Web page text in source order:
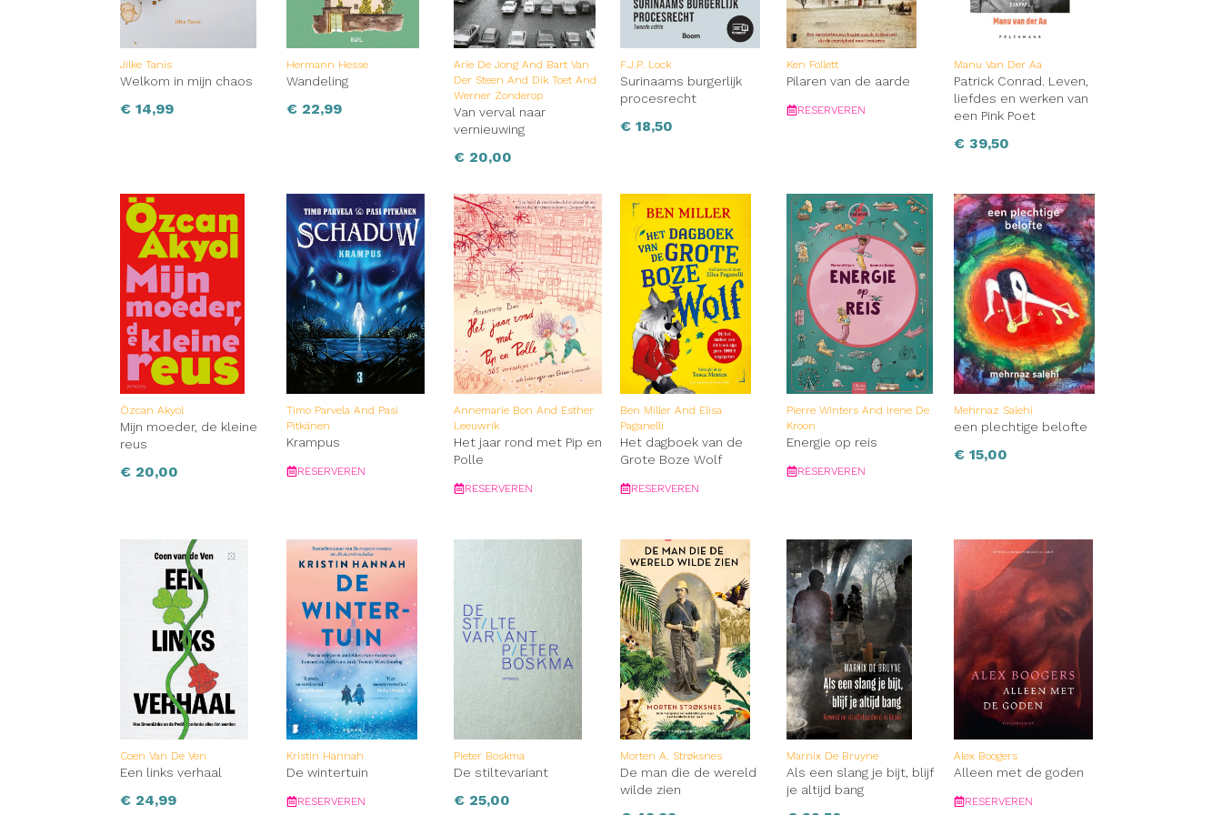
Jilke Tanis
Welkom in mijn chaos
€ 14,99
Hermann Hesse
Wandeling
€ 22,99
Arie De Jong And Bart Van
Der Steen And Dik Toet And
Werner Zonderop
Van verval naar
vernieuwing
€20,00
F.J.P. Lock
Surinaams burgerlijk
procesrecht
€18,50
Ken Follett
Pilaren van de aarde
RESERVEREN
Manu Van Der Aa
Patrick Conrad. Leven,
liefdes en werken van
een Pink Poet
€39,50
Özcan Akyol
Mijn moeder, de kleine
reus
€ 20,00
Timo Parvela And Pasi
Pitkänen
Krampus
RESERVEREN
Annemarie Bon And Esther
Leeuwrik
Het jaar rond met Pip en
Polle
RESERVEREN
Ben Miller And Elisa
Paganelli
Het dagboek van de
Grote Boze Wolf
RESERVEREN
Pierre Winters And Irene De
Kroon
Energie op reis
RESERVEREN
Mehrnaz Salehi
een plechtige belofte
€15,00
Coen Van De Ven
Een links verhaal
€ 24,99
Kristin Hannah
De wintertuin
RESERVEREN
Pieter Boskma
De stiltevariant
€25,00
Morten A. Strøksnes
De man die de wereld
wilde zien
Marnix De Bruyne
Als een slang je bijt, blijf
je altijd bang
Alex Boogers
Alleen met de goden
RESERVEREN